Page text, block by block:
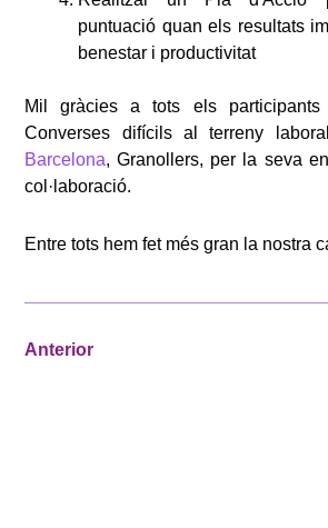
puntuació quan els resultats
benestar i productivitat
Mil gràcies a tots els participants
Converses difícils al terreny
Barcelona, Granollers, per la seva
col·laboració.
Entre tots hem fet més gran la nostra
Anterior